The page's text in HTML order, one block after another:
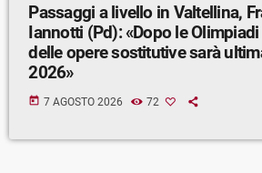
Passaggi a livello in Valtellina,
Iannotti (Pd): «Dopo le
delle opere sostitutive sarà
2026»
today 7 AGOSTO 2026 72